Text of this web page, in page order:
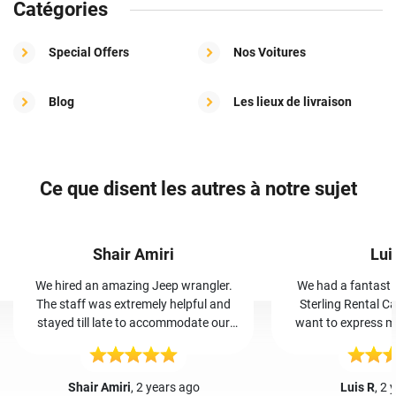
Catégories
Special Offers Nos Voitures
Blog Les lieux de livraison
Ce que disent les autres à notre sujet
Shair Amiri
We hired an amazing Jeep wrangler.
The staff was extremely helpful and
stayed till late to accommodate our
cheap, and friendly car rental place I’ve
Shair Amiri, 2 years ago
We had a
Sterling Rental
want to express
Iris greeted us
Luis R, 2